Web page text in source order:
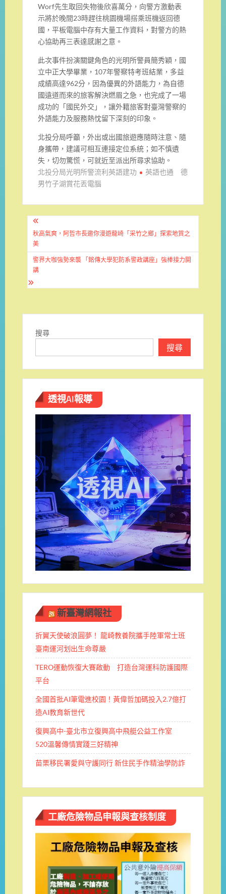
Worf先生取回失物後欣喜萬分，向警方激動表
示將於晚間23時趕往桃園機場搭乘班機返回德
國，平板電腦中存有大量工作資料，對警方的熱
心協助再三表達感謝之意。
此次事件扮演關鍵角色的光明所警員簡秀穎，國
立中正大學畢業，107年警察特考班結業，多益
成績高達962分，因為優異的外語能力，為自德
國遠道而來的旅客解決燃眉之急，也完成了一場
成功的「國民外交」，讓外籍旅客對臺灣警察的
外語能力及服務熱忱留下深刻的印象。
北投分局呼籲，外出或出國旅遊應隨時注意、隨
身攜帶，建議可相互連接定位系統；如不慎遺
失，切勿驚慌，可就近至派出所尋求協助。
北投分局光明所警流利英語建功
英語也通 德
男竹子湖賞花丟電腦
文
章
導
覽
秋高氣爽，阿哲市長邀你漫遊龍崎「采竹之鄉」探索地質之
美
警界大咖強勢來襲 「銘傳大學犯防系警政講座」強棒接力開
講
搜尋
搜尋
透視AI報導
新臺灣網報社
折翼天使破浪圓夢！ 龍崎教養院攜手陸軍常士班 ​
臺南運河划出生命尊嚴
TERO運動恢復大賽啟動 打造台灣運科防護國際
平台
全國首批AI筆電進校園！黃偉哲加碼投入2.7億打
造AI教育新世代
復興高中-臺北市立復興高中飛艇公益工作室
520溫馨傳情實踐三好精神
苗栗移民署愛與守護同行 新住民手作精油學防詐
工廠危險物品申報與查核制度